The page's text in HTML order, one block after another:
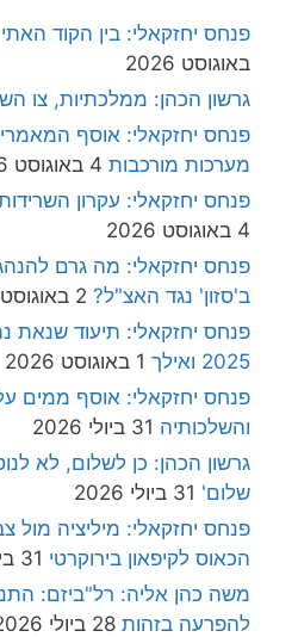
פנחס יחזקאלי: בין הקוד
באוגוסט 2026
גרשון הכהן: ממלכתיות, צו
פנחס יחזקאלי: אוסף
מערכות מורכבות 4 באוגוסט 2026
פנחס יחזקאלי: עקרון
4 באוגוסט 2026
פנחס יחזקאלי: מה גרם
ב'סזון' נגד האצ"ל? 2 באוגוסט 2026
פנחס יחזקאלי: תיעוד שנאת
2025 ואילך
1 באוגוסט 2026
פנחס יחזקאלי: אוסף ממים
והשלכותיה 31 ביולי 2026
גרשון הכהן: כן לשלום, לא
שלום' 31 ביולי 2026
פנחס יחזקאלי: מיליציה מול
הכאוס לקיפאון בירוקרטי 31 ביולי 2026
משה כהן אליה: רל"ביזם:
להפרעה בזהות 28 ביולי 2026